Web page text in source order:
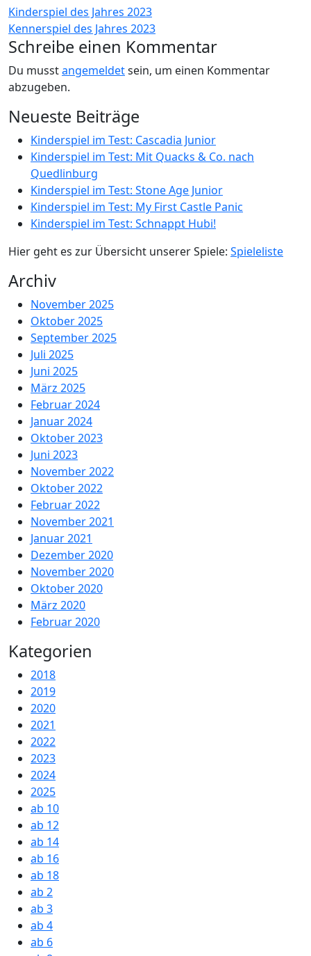
Beitragsnavigation
Kinderspiel des Jahres 2023
Kennerspiel des Jahres 2023
Schreibe einen Kommentar
Du musstangemeldetsein, um einen Kommentar
abzugeben.
Neueste Beiträge
Kinderspiel im Test: Cascadia Junior
Kinderspiel im Test: Mit Quacks & Co. nach
Quedlinburg
Kinderspiel im Test: Stone Age Junior
Kinderspiel im Test: My First Castle Panic
Kinderspiel im Test: Schnappt Hubi!
Hier geht es zur Übersicht unserer Spiele: Spieleliste
Archiv
November 2025
Oktober 2025
September 2025
Juli 2025
Juni 2025
März 2025
Februar 2024
Januar 2024
Oktober 2023
Juni 2023
November 2022
Oktober 2022
Februar 2022
November 2021
Januar 2021
Dezember 2020
November 2020
Oktober 2020
März 2020
Februar 2020
Kategorien
2018
2019
2020
2021
2022
2023
2024
2025
ab 10
ab 12
ab 14
ab 16
ab 18
ab 2
ab 3
ab 4
ab 6